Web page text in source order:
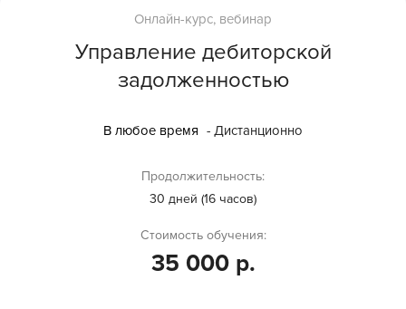
Онлайн-курс, вебинар
Управление дебиторской
задолженностью
В любое время - Дистанционно
Продолжительность:
30 дней (16 часов)
Стоимость обучения:
35 000 р.